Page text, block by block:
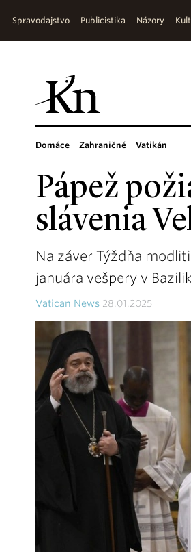
Spravodajstvo Publicistika Názory
Domáce Zahraničné Vatikán
Pápež
slávenia
Na záver Týždňa
januára vešpery v
Vatican News 28.01.2025